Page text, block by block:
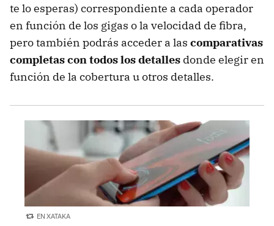
te lo esperas) correspondiente a cada operador
en función de los gigas o la velocidad de fibra,
pero también podrás acceder a las comparativas
completas con todos los detalles donde elegir en
función de la cobertura u otros detalles.
EN XATAKA